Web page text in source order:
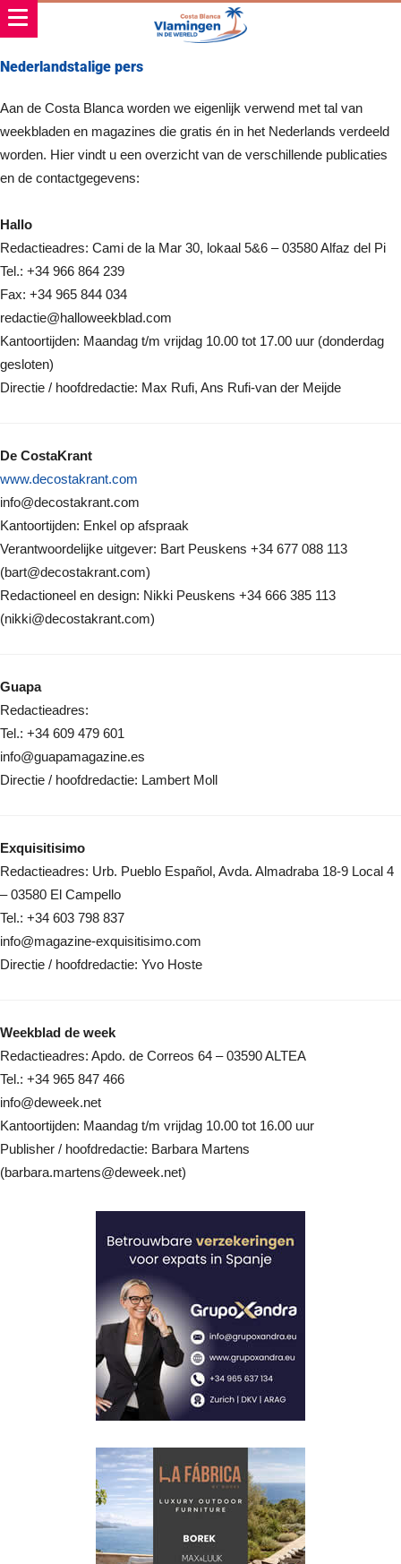
Nederlandstalige pers
Aan de Costa Blanca worden we eigenlijk verwend met tal van
weekbladen en magazines die gratis én in het Nederlands verdeeld
worden. Hier vindt u een overzicht van de verschillende publicaties
en de contactgegevens:
Hallo
Redactieadres: Cami de la Mar 30, lokaal 5&6 – 03580 Alfaz del Pi
Tel.: +34 966 864 239
Fax: +34 965 844 034
redactie@halloweekblad.com
Kantoortijden: Maandag t/m vrijdag 10.00 tot 17.00 uur (donderdag
gesloten)
Directie / hoofdredactie: Max Rufi, Ans Rufi-van der Meijde
De CostaKrant
www.decostakrant.com
info@decostakrant.com
Kantoortijden: Enkel op afspraak
Verantwoordelijke uitgever: Bart Peuskens +34 677 088 113
(bart@decostakrant.com)
Redactioneel en design: Nikki Peuskens +34 666 385 113
(nikki@decostakrant.com)
Guapa
Redactieadres:
Tel.: +34 609 479 601
info@guapamagazine.es
Directie / hoofdredactie: Lambert Moll
Exquisitisimo
Redactieadres: Urb. Pueblo Español, Avda. Almadraba 18-9 Local 4
– 03580 El Campello
Tel.: +34 603 798 837
info@magazine-exquisitisimo.com
Directie / hoofdredactie: Yvo Hoste
Weekblad de week
Redactieadres: Apdo. de Correos 64 – 03590 ALTEA
Tel.: +34 965 847 466
info@deweek.net
Kantoortijden: Maandag t/m vrijdag 10.00 tot 16.00 uur
Publisher / hoofdredactie: Barbara Martens
(barbara.martens@deweek.net)